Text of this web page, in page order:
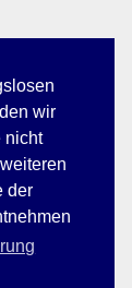
wir
nicht
der